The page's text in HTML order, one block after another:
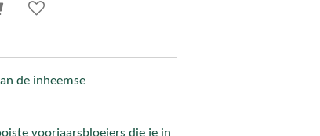
de inheemse
voorjaarsbloeiers die je in